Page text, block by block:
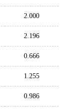
2.000
2.196
0.666
1.255
0.986